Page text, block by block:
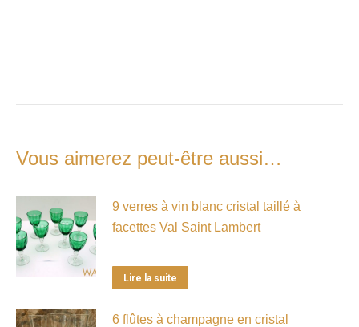
Vous aimerez peut-être aussi…
9 verres à vin blanc cristal taillé à
facettes Val Saint Lambert
Lire la suite
6 flûtes à champagne en cristal